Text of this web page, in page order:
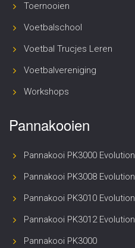
Toernooien
Voetbalschool
Voetbal Trucjes Leren
Voetbalvereniging
Workshops
Pannakooien
Pannakooi PK3000 Evolution
Pannakooi PK3008 Evolution
Pannakooi PK3010 Evolution
Pannakooi PK3012 Evolution
Pannakooi PK3000